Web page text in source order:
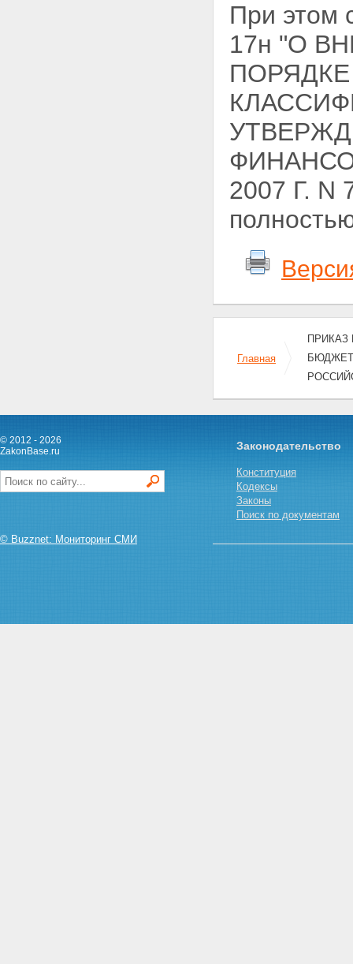
При этом
17н "О
2007 Г. N
Главная
ПРИКАЗ
© 2012 - 2026
ZakonBase.ru
© Buzznet: Мониторинг СМИ
Законодательство
Конституция
Кодексы
Законы
Поиск по документам